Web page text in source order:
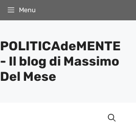
Menu
POLITICAdeMENTE
- Il blog di Massimo
Del Mese